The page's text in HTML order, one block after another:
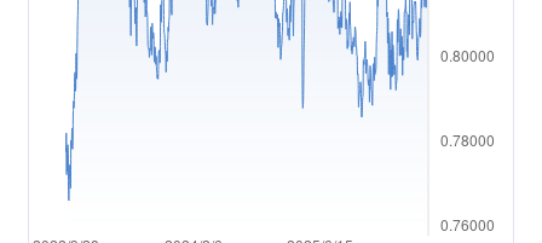
简体中文
繁體中文
한국어